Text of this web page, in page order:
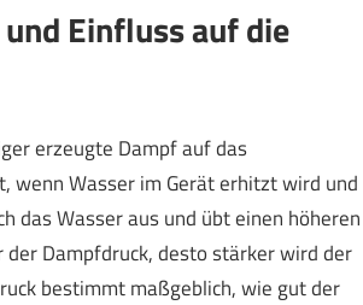
Einfluss auf die
erzeugte Dampf auf das
wenn Wasser im Gerät erhitzt wird und
das Wasser aus und übt einen höheren
der Dampfdruck, desto stärker wird der
bestimmt maßgeblich, wie gut der